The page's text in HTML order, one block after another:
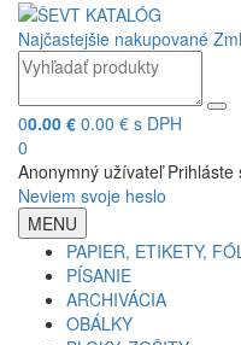
Najčastejšie nakupované
00.00 € 0.00 € s DPH
0
Anonymný užívateľ Prihláste
Neviem svoje heslo
MENU
PAPIER, ETIKETY,
PÍSANIE
ARCHIVÁCIA
OBÁLKY